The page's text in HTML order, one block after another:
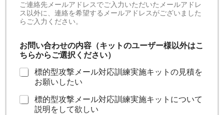
ご連絡先メールアドレスでご入力いただいたメールアドレ
ス以外に、連絡を希望するメールアドレスがございました
らご入力ください。
お問い合わせの内容（キットのユーザー様以外はこ
ちらからご選択ください）
標的型攻撃メール対応訓練実施キットの見積を
お願いしたい
標的型攻撃メール対応訓練実施キットについて
説明をして欲しい